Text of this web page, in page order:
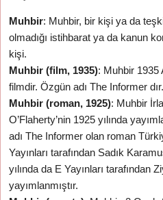
Muhbir: Muhbir, bir kişi ya da
olmadığı istihbarat ya da kanun
kişi.
Muhbir (film, 1935): Muhbir 1935
filmdir. Özgün adı The Informer dır.
Muhbir (roman, 1925): Muhbir
O’Flaherty’nin 1925 yılında
adı The Informer olan roman
Yayınları tarafından Sadık
yılında da E Yayınları tarafından
yayımlanmıştır.